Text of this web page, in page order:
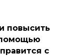
повысить
с